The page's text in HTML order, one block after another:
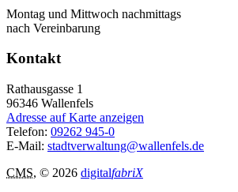
Montag und Mittwoch nachmittags
nach Vereinbarung
Kontakt
Rathausgasse 1
96346 Wallenfels
Adresse auf Karte anzeigen
Telefon: 09262 945-0
E-Mail: stadtverwaltung@wallenfels.de
CMS, © 2026 digitalfabriX